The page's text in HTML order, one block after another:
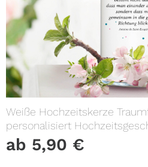
Weiße Hochzeitskerze
personalisiert
ab 5,90 €